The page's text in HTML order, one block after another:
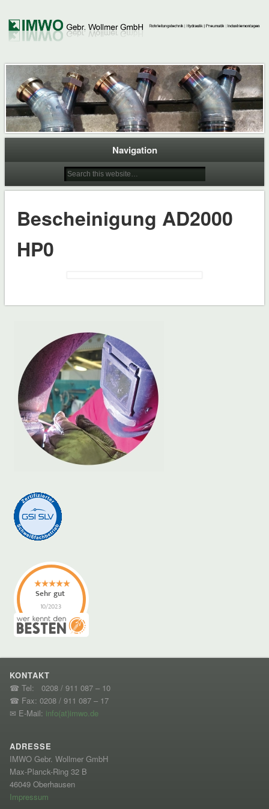
Navigation
Bescheinigung AD2000
HP0
KONTAKT
☎ Tel: 0208 / 911 087 – 10
☎ Fax: 0208 / 911 087 – 17
✉ E-Mail: info(at)imwo.de
ADRESSE
IMWO Gebr. Wollmer GmbH
Max-Planck-Ring 32 B
46049 Oberhausen
Impressum